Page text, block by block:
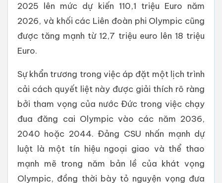
2025 lên mức dự kiến 110,1 triệu Euro năm
2026, và khối các Liên đoàn phi Olympic cũng
được tăng mạnh từ 12,7 triệu euro lên 18 triệu
Euro.
Sự khẩn trương trong việc áp đặt một lịch trình
cải cách quyết liệt này được giải thích rõ ràng
bởi tham vọng của nước Đức trong việc chạy
đua đăng cai Olympic vào các năm 2036,
2040 hoặc 2044. Đảng CSU nhấn mạnh dự
luật là một tín hiệu ngoại giao và thể thao
mạnh mẽ trong năm bản lề của khát vọng
Olympic, đồng thời bày tỏ nguyện vọng đưa